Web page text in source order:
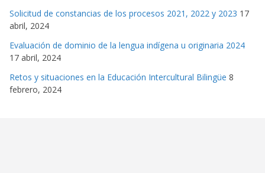
Solicitud de constancias de los procesos 2021, 2022 y 2023 17
abril, 2024
Evaluación de dominio de la lengua indígena u originaria 2024
17 abril, 2024
Retos y situaciones en la Educación Intercultural Bilingüe 8
febrero, 2024